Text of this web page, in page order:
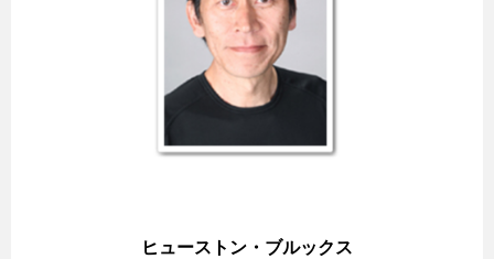
ヒューストン・ブルックス